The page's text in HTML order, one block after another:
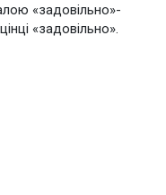
«задовільно»-
«задовільно».